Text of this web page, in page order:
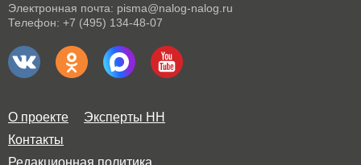
Электронная почта: pisma@nalog-nalog.ru
Телефон: +7 (495) 134-48-07
О проекте
Эксперты НН
Контакты
Редакционная политика